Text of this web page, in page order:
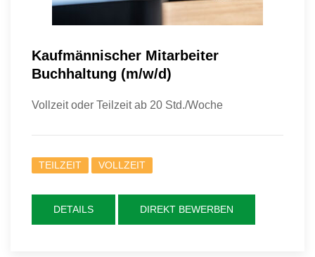
Kaufmännischer Mitarbeiter
Buchhaltung (m/w/d)
Vollzeit oder Teilzeit ab 20 Std./Woche
TEILZEIT VOLLZEIT
DETAILS DIREKT BEWERBEN